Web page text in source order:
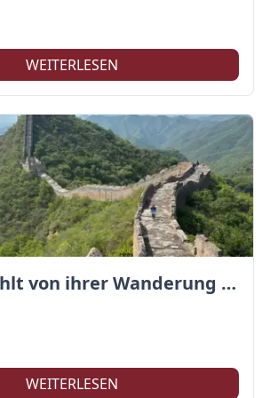
WEITERLESEN
Maria erzählt von ihrer Wanderung auf der Großen Mauer
WEITERLESEN